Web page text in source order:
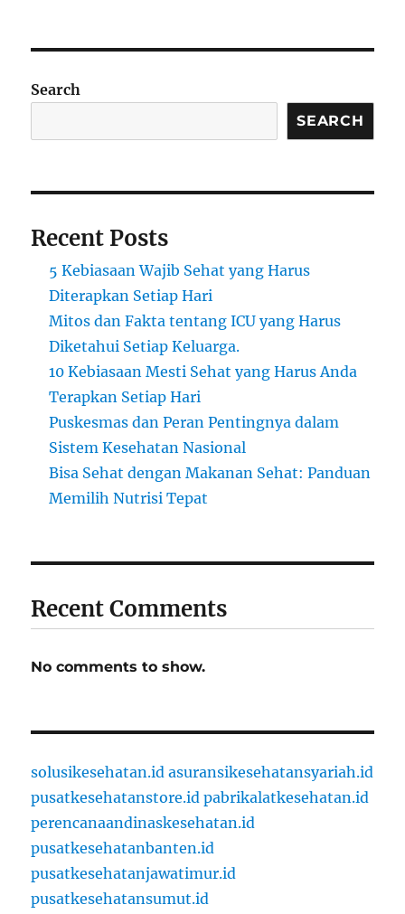
Search
SEARCH
Recent Posts
5 Kebiasaan Wajib Sehat yang Harus
Diterapkan Setiap Hari
Mitos dan Fakta tentang ICU yang Harus
Diketahui Setiap Keluarga.
10 Kebiasaan Mesti Sehat yang Harus Anda
Terapkan Setiap Hari
Puskesmas dan Peran Pentingnya dalam
Sistem Kesehatan Nasional
Bisa Sehat dengan Makanan Sehat: Panduan
Memilih Nutrisi Tepat
Recent Comments
No comments to show.
solusikesehatan.id asuransikesehatansyariah.id
pusatkesehatanstore.id pabrikalatkesehatan.id
perencanaandinaskesehatan.id
pusatkesehatanbanten.id
pusatkesehatanjawatimur.id
pusatkesehatansumut.id